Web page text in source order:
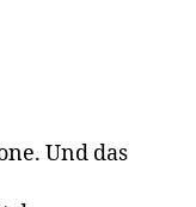
Und das